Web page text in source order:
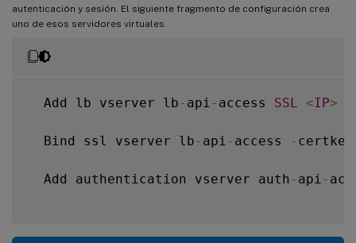
autenticación y sesión. El siguiente fragmento de configuración crea
uno de esos servidores virtuales.
  Add lb vserver lb
- api - access SSL <IP>
  Bind ssl vserver lb
- api - access -
  Add authentication vserver auth
- api -